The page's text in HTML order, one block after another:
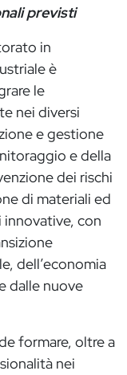
previsti
in
è
le
nei diversi
e gestione
e della
dei rischi
di materiali ed
con
dell’economia
dalle nuove
formare, oltre a
nei